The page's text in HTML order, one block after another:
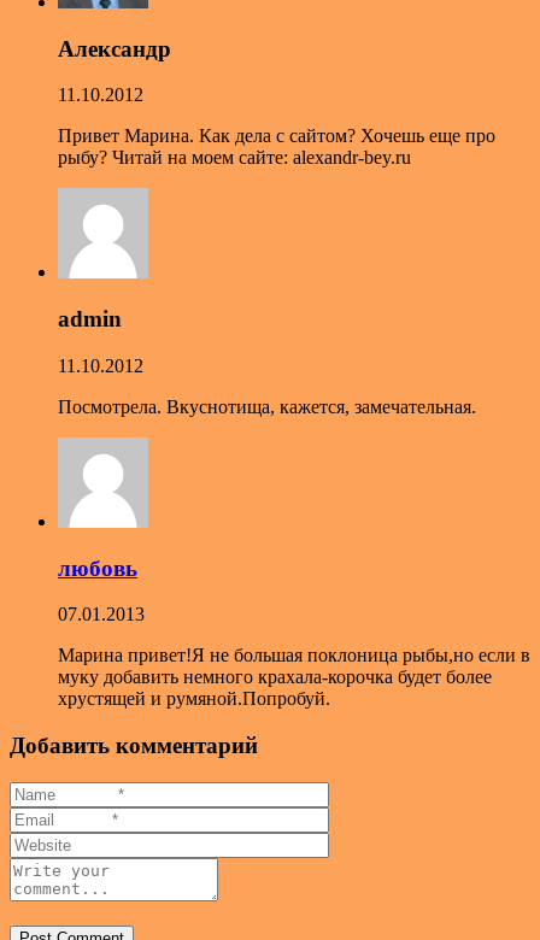
Александр
11.10.2012
Привет Марина. Как дела с сайтом? Хочешь еще про
рыбу? Читай на моем сайте: alexandr-bey.ru
admin
11.10.2012
Посмотрела. Вкуснотища, кажется, замечательная.
любовь
07.01.2013
Марина привет!Я не большая поклоница рыбы,но если в
муку добавить немного крахала-корочка будет более
хрустящей и румяной.Попробуй.
Добавить комментарий